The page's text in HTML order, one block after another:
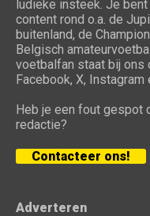
ludieke insteek. Je
content rond o.a. de
buitenland, de
Belgisch
voetbalfan staat bij ons
Facebook, X, Instagram
Heb je een fout gespot
redactie?
Contacteer ons!
Adverteren